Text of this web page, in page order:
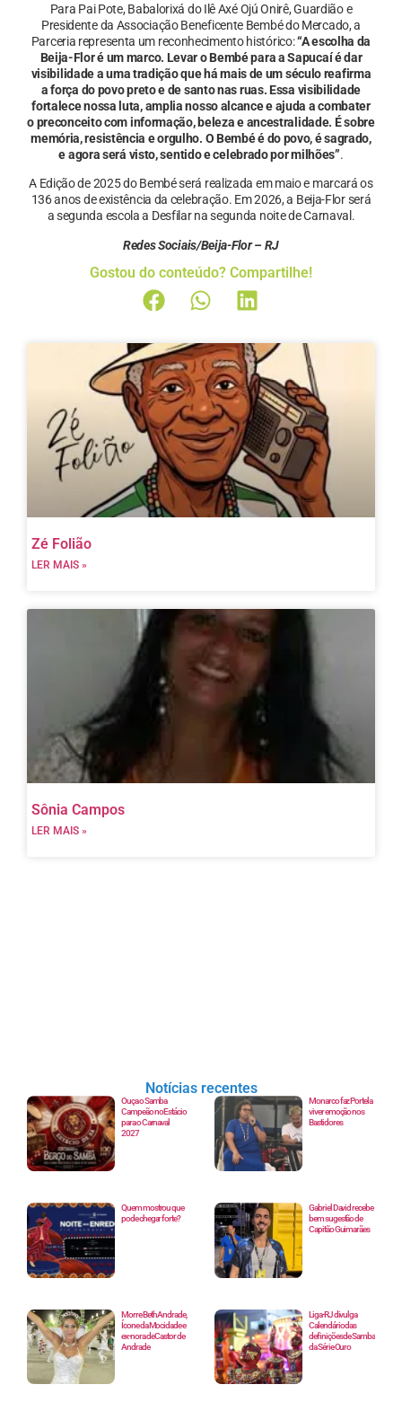
Para Pai Pote, Babalorixá do Ilê Axé Ojú Onirê, Guardião e
Presidente da Associação Beneficente Bembé do Mercado, a
Parceria representa um reconhecimento histórico:“A escolha da
Beija-Flor é um marco. Levar o Bembé para a Sapucaí é dar
visibilidade a uma tradição que há mais de um século reafirma
a força do povo preto e de santo nas ruas. Essa visibilidade
fortalece nossa luta, amplia nosso alcance e ajuda a combater
o preconceito com informação, beleza e ancestralidade. É sobre
memória, resistência e orgulho. O Bembé é do povo, é sagrado,
e agora será visto, sentido e celebrado por milhões”.
A Edição de 2025 do Bembé será realizada em maio e marcará os
136 anos de existência da celebração. Em 2026, a Beija-Flor será
a segunda escola a Desfilar na segunda noite de Carnaval.
Redes Sociais/Beija-Flor – RJ
Gostou do conteúdo? Compartilhe!
Zé Folião
LER MAIS »
Sônia Campos
LER MAIS »
Notícias recentes
Ouça o Samba
Campeão no Estácio
para o Carnaval
2027
Monarco faz Portela
viver emoção nos
Bastidores
Quem mostrou que
pode chegar forte?
Gabriel David recebe
bem sugestão de
Capitão Guimarães
Morre Beth Andrade,
Ícone da Mocidade e
ex-nora de Castor de
Andrade
Liga-RJ divulga
Calendário das
definições de Samba
da Série Ouro